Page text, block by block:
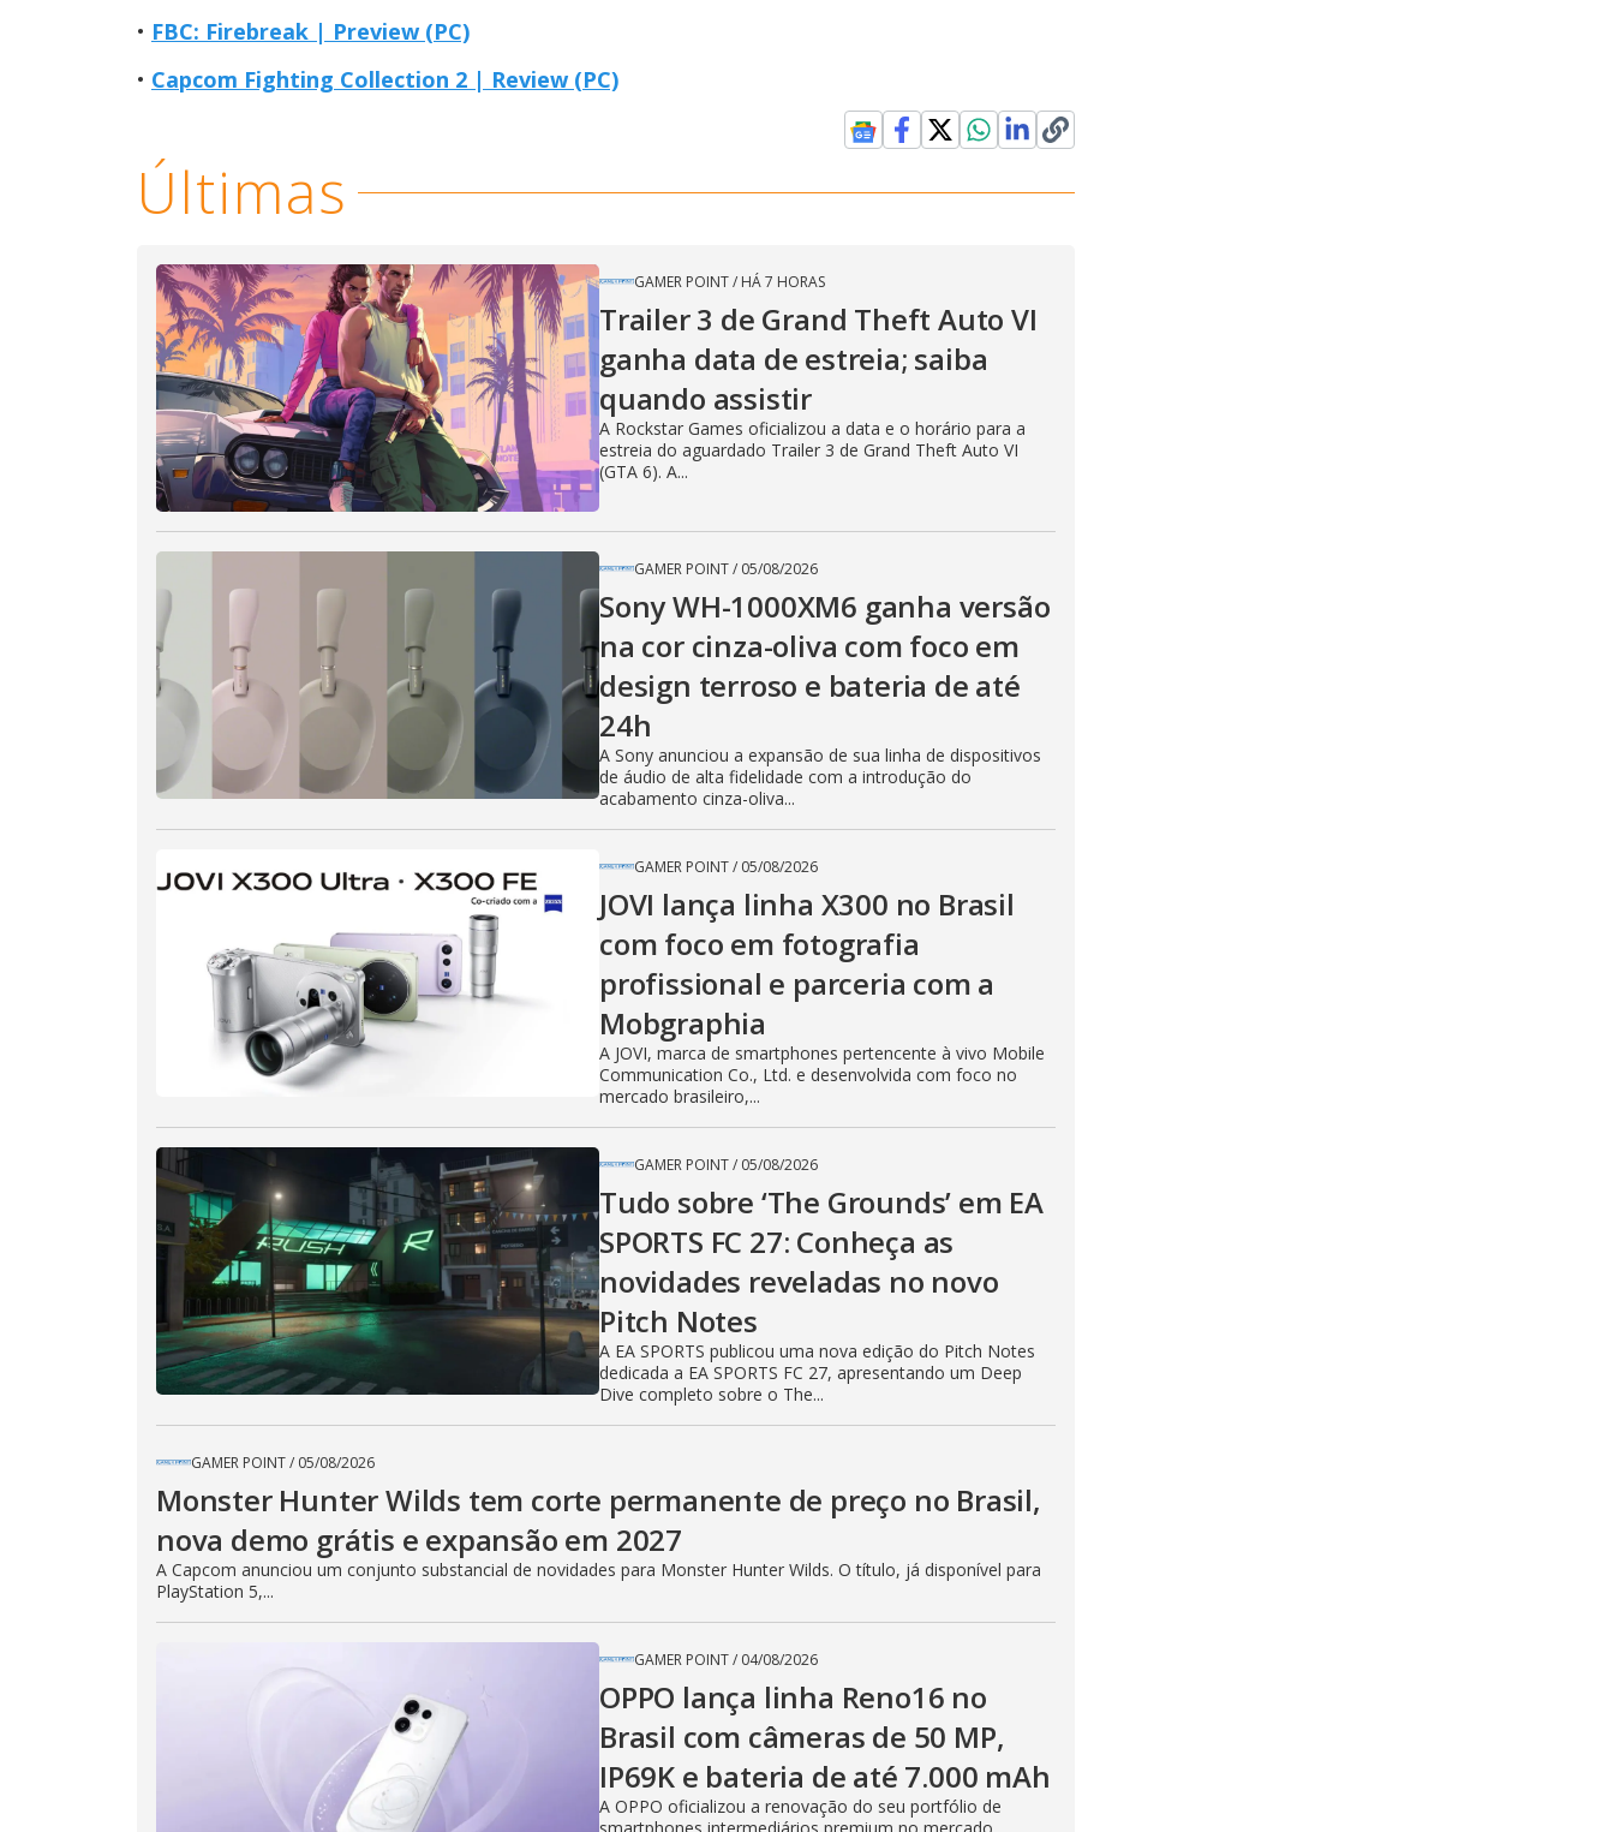
FBC: Firebreak | Preview (PC)
Capcom Fighting Collection 2 | Review (PC)
Últimas
GAMER POINT/ HÁ 7 HORAS
Trailer 3 de Grand Theft Auto VI
ganha data de estreia; saiba
quando assistir
A Rockstar Games oficializou a data e o horário para a
estreia do aguardado Trailer 3 de Grand Theft Auto VI
(GTA 6). A...
GAMER POINT/ 05/08/2026
Sony WH-1000XM6 ganha versão
na cor cinza-oliva com foco em
design terroso e bateria de até
24h
A Sony anunciou a expansão de sua linha de dispositivos
de áudio de alta fidelidade com a introdução do
acabamento cinza-oliva...
GAMER POINT/ 05/08/2026
JOVI lança linha X300 no Brasil
com foco em fotografia
profissional e parceria com a
Mobgraphia
A JOVI, marca de smartphones pertencente à vivo Mobile
Communication Co., Ltd. e desenvolvida com foco no
mercado brasileiro,...
GAMER POINT/ 05/08/2026
Tudo sobre ‘The Grounds’ em EA
SPORTS FC 27: Conheça as
novidades reveladas no novo
Pitch Notes
A EA SPORTS publicou uma nova edição do Pitch Notes
dedicada a EA SPORTS FC 27, apresentando um Deep
Dive completo sobre o The...
GAMER POINT/ 05/08/2026
Monster Hunter Wilds tem corte permanente de preço no Brasil,
nova demo grátis e expansão em 2027
A Capcom anunciou um conjunto substancial de novidades para Monster Hunter Wilds. O título, já disponível para
PlayStation 5,...
GAMER POINT/ 04/08/2026
OPPO lança linha Reno16 no
Brasil com câmeras de 50 MP,
IP69K e bateria de até 7.000 mAh
A OPPO oficializou a renovação do seu portfólio de